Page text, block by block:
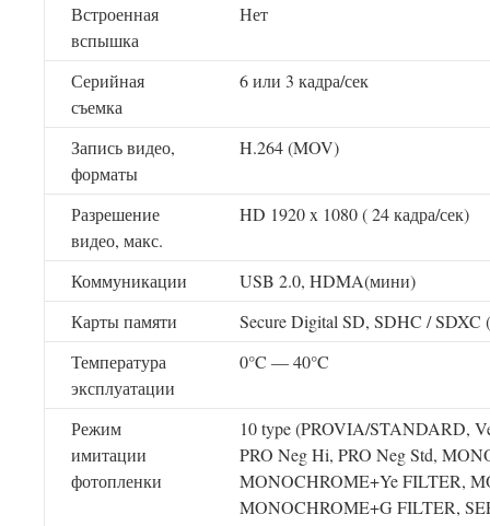
Встроенная
вспышка
Нет
Серийная
съемка
6 или 3 кадра/сек
Запись видео,
форматы
H.264 (MOV)
Разрешение
видео, макс.
HD 1920 x 1080 ( 24 кадра/сек)
Коммуникации
USB 2.0, HDMA(мини)
Карты памяти
Secure Digital SD, SDHC / SDXC
Температура
эксплуатации
0°C — 40°C
Режим
имитации
фотопленки
10 type (PROVIA/STANDARD,
PRO Neg Hi, PRO Neg Std,
MONOCHROME+Ye FILTER,
MONOCHROME+G FILTER,